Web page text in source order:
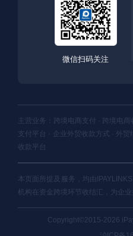
微信扫码关注
主营业务：跨境电商支付 · 跨境电
支付平台 · 企业外贸收款方式 · 外
收款平台
本页面所提及服务，均由
机构在资金跨境环节收结汇，为企
Copyright©2015-2026